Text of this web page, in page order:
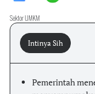
Sektor UMKM
Intinya Sih
Pemerintah